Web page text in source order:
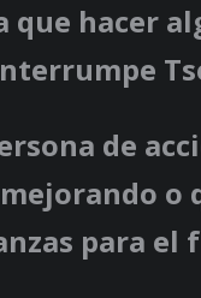
que hacer
de
o
para el